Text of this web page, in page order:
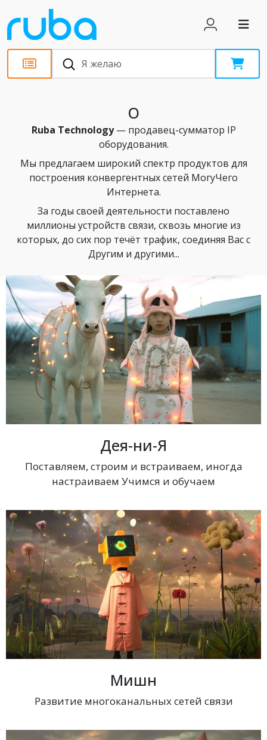
Ruba Technology - о нас и о
О
Ruba Technology— продавец-сумматор IP
оборудования.
Мы предлагаем широкий спектр продуктов для
построения конвергентных сетей МогуЧего
Интернета.
За годы своей деятельности поставлено
миллионы устройств связи, сквозь многие из
которых, до сих пор течёт трафик, соединяя Вас с
Другим и другими...
Дея-ни-Я
Поставляем, строим и встраиваем, иногда
настраиваем Учимся и обучаем
Мишн
Развитие многоканальных сетей связи